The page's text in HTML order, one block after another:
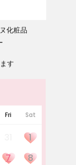
化粧品
す
Fri Sat
1
7
8